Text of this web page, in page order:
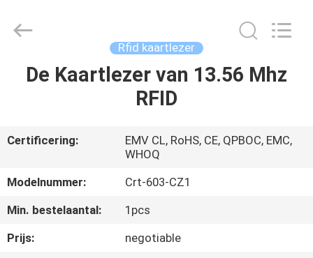
HUIS
ONS
FABRIEKSREIS
Online
Market.
Rfid kaartlezer
De Kaartlezer van 13.56 Mhz
RFID
Certificering:
EMV CL, RoHS, CE, QPBOC, EMC,
WHOQ
Modelnummer:
Crt-603-CZ1
Min. bestelaantal:
1pcs
Prijs:
negotiable